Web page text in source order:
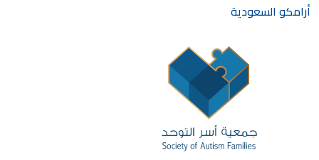
أرامكو السعودية